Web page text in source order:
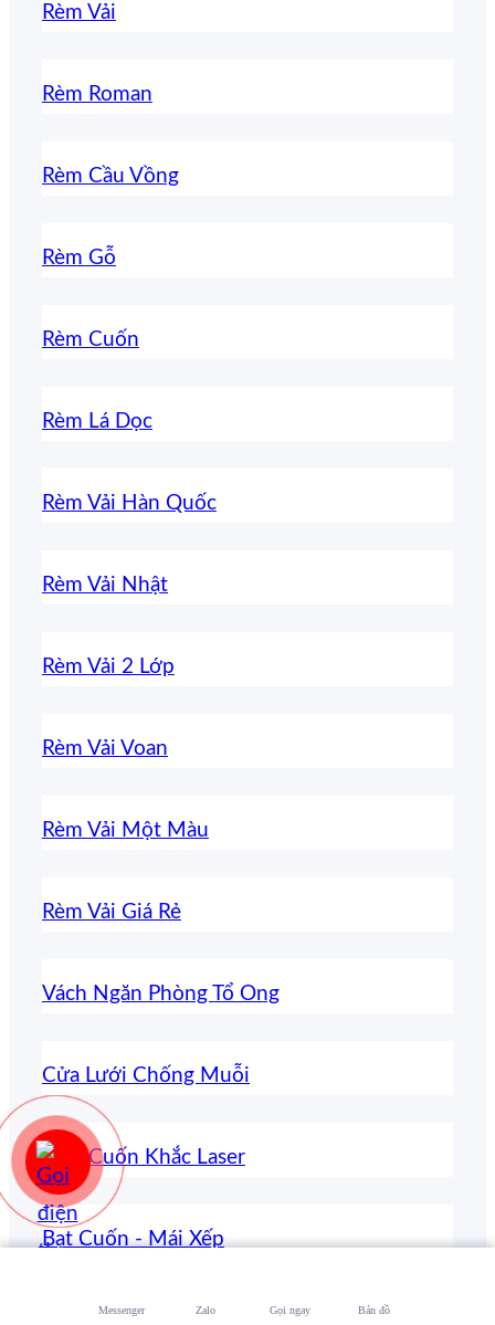
Rèm Vải
Rèm Roman
Rèm Cầu Vồng
Rèm Gỗ
Rèm Cuốn
Rèm Lá Dọc
Rèm Vải Hàn Quốc
Rèm Vải Nhật
Rèm Vải 2 Lớp
Rèm Vải Voan
Rèm Vải Một Màu
Rèm Vải Giá Rẻ
Vách Ngăn Phòng Tổ Ong
Cửa Lưới Chống Muỗi
Rèm Cuốn Khắc Laser
Bạt Cuốn - Mái Xếp
Bản đồ
Gọi ngay
Zalo
Messenger